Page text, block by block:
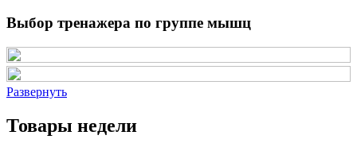
Выбор тренажера по группе мышц
Развернуть
Товары недели